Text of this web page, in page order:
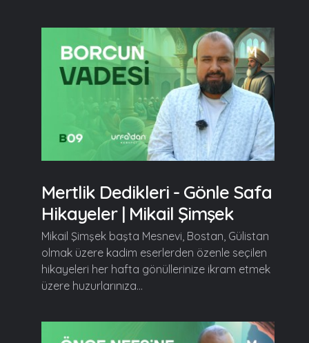
Mertlik Dedikleri - Gönle Safa
Hikayeler | Mikail Şimşek
Mikail Şimşek başta Mesnevi, Bostan, Gülistan
olmak üzere kadim eserlerden özenle seçilen
hikayeleri her hafta gönüllerinize ikram etmek
üzere huzurlarınıza...